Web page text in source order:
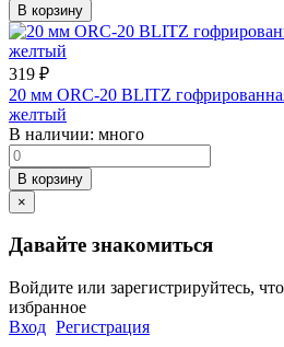
В корзину
319 ₽
20 мм ORC-20 BLITZ
желтый
В наличии: много
В корзину
×
Давайте знакомиться
Войдите или зарегистрируйтесь,
избранное
Вход Регистрация